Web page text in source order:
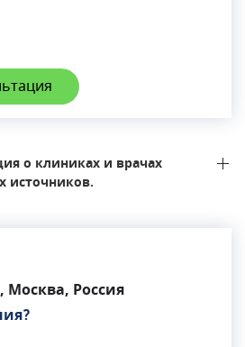
о клиниках и врачах
источников.
Москва, Россия